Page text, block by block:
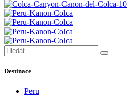
Search
for:
Destinace
Peru